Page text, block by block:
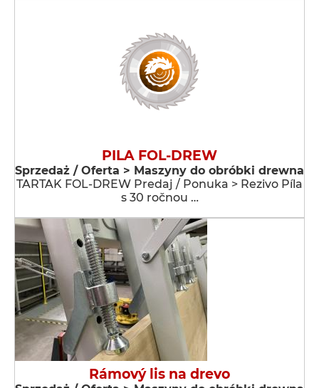
PILA FOL-DREW
Sprzedaż / Oferta > Maszyny do obróbki drewna
TARTAK FOL-DREW Predaj / Ponuka > Rezivo Píla
s 30 ročnou …
Rámový lis na drevo